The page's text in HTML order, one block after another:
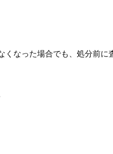
なった場合でも、処分前に